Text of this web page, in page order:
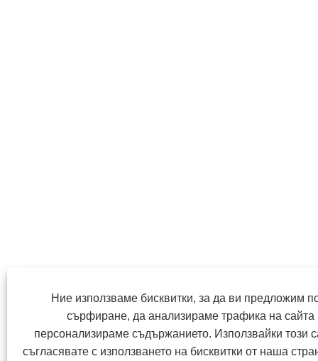
Ние използваме бисквитки, за да ви предложим
сърфиране, да анализираме трафика на сайта
персонализираме съдържанието. Използвайки този
съгласявате с използването на бисквитки от наша